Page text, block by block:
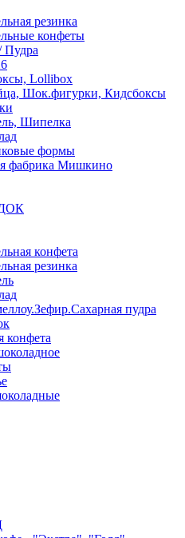
резинка
конфеты
Пудра
Lollibox
Шок.фигурки, Кидсбоксы
Шипелка
формы
фабрика Мишкино
конфета
резинка
пудра
конфета